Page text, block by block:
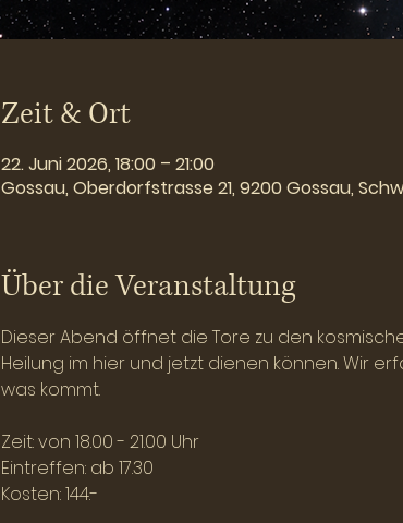
Zeit & Ort
22. Juni 2026, 18:00 – 21:00
Gossau, Oberdorfstrasse 21, 9200 Gossau,
Über die Veranstaltung
Dieser Abend öffnet die Tore zu den
Heilung im hier und jetzt dienen können. Wir
was kommt.
Zeit: von 18.00 - 21.00 Uhr
Eintreffen: ab 17.30
Kosten: 144.-